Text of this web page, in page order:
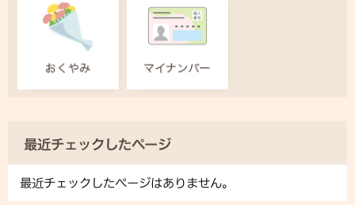
最近チェックしたページ
最近チェックしたページはありません。